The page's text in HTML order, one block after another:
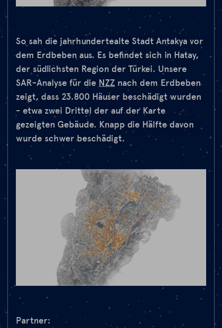
So sah die jahrhundertealte Stadt Antakya vor
dem Erdbeben aus. Es befindet sich in Hatay,
der südlichsten Region der Türkei. Unsere
SAR-Analyse für die NZZ nach dem Erdbeben
zeigt, dass 23.800 Häuser beschädigt wurden
- etwa zwei Drittel der auf der Karte
gezeigten Gebäude. Knapp die Hälfte davon
wurde schwer beschädigt.
Partner: